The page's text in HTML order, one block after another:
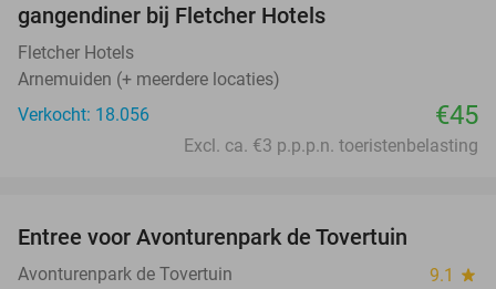
gangendiner bij Fletcher Hotels
Fletcher Hotels
Arnemuiden (+ meerdere locaties)
Verkocht: 18.056
€45
Excl. ca. €3 p.p.p.n. toeristenbelasting
Entree voor Avonturenpark de Tovertuin
Avonturenpark de Tovertuin 9.1 star